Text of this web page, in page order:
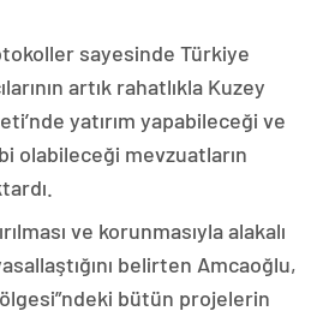
sayesinde Türkiye
artık rahatlıkla Kuzey
yatırım yapabileceği ve
olabileceği mevzuatların
ve korunmasıyla alakalı
belirten Amcaoğlu,
bütün projelerin